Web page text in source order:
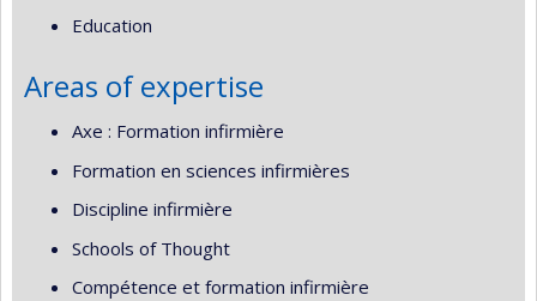
Education
Areas of expertise
Axe : Formation infirmière
Formation en sciences infirmières
Discipline infirmière
Schools of Thought
Compétence et formation infirmière